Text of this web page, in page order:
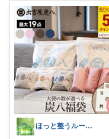
ほっと整うルーム🌿